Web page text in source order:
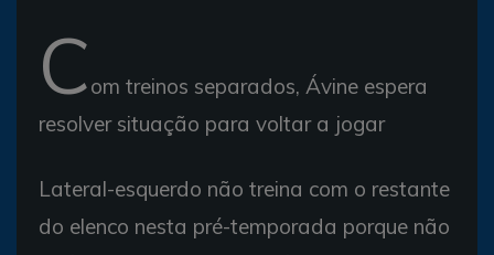
Com treinos separados, Ávine espera
resolver situação para voltar a jogar
Lateral-esquerdo não treina com o restante
do elenco nesta pré-temporada porque não